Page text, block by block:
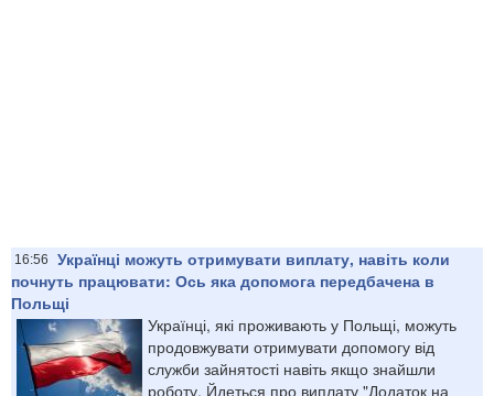
16:56
Українці можуть отримувати виплату, навіть коли
почнуть працювати: Ось яка допомога передбачена в
Польщі
Українці, які проживають у Польщі, можуть
продовжувати отримувати допомогу від
служби зайнятості навіть якщо знайшли
роботу. Йдеться про виплату "Додаток на